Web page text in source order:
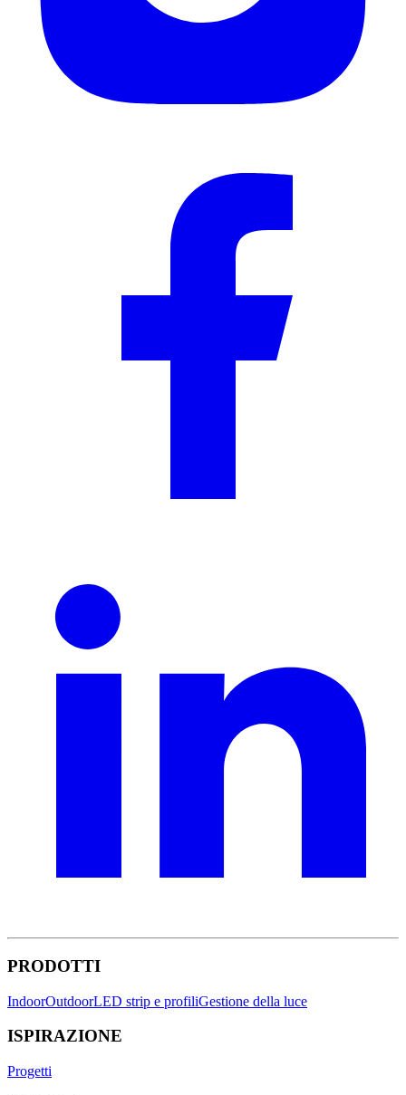
PRODOTTI
IndoorOutdoorLED strip e profiliGestione della luce
ISPIRAZIONE
Progetti